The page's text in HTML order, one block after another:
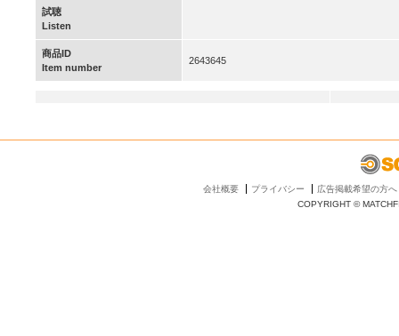
試聴
Listen
商品ID
Item number
2643645
会社概要 プライバシー
広告掲載希望の方へ
COPYRIGHT ©